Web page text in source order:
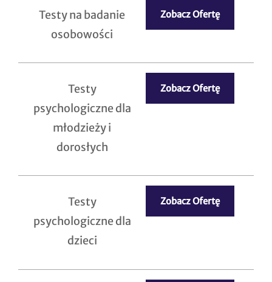
Testy na badanie
osobowości
Zobacz Ofertę
Testy
psychologiczne dla
młodzieży i
dorosłych
Zobacz Ofertę
Testy
psychologiczne dla
dzieci
Zobacz Ofertę